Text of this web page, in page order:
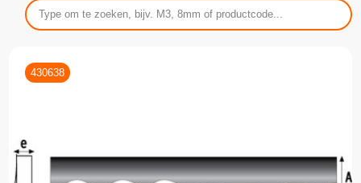
430638